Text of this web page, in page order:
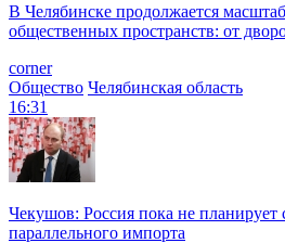
В Челябинске продолжается
общественных пространств: от
corner
Общество Челябинская область
16:31
Чекушов: Россия пока не планирует
параллельного импорта